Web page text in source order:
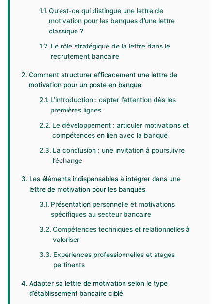
Qu’est-ce qui distingue une lettre de
motivation pour les banques d’une lettre
classique ?
Le rôle stratégique de la lettre dans le
recrutement bancaire
Comment structurer efficacement une lettre de
motivation pour un poste en banque
L’introduction : capter l’attention dès les
premières lignes
Le développement : articuler motivations et
compétences en lien avec la banque
La conclusion : une invitation à poursuivre
l’échange
Les éléments indispensables à intégrer dans une
lettre de motivation pour les banques
Présentation personnelle et motivations
spécifiques au secteur bancaire
Compétences techniques et relationnelles à
valoriser
Expériences professionnelles et stages
pertinents
Adapter sa lettre de motivation selon le type
d’établissement bancaire ciblé